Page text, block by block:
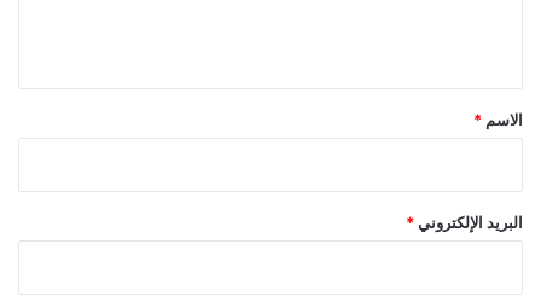
*
الاسم *
البريد الإلكتروني *